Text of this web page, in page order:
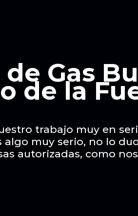
Gas
de la
trabajo muy en
algo muy serio, no lo
autorizadas, como